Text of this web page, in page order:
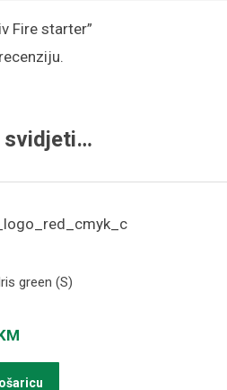
Fire starter”
svidjeti…
green (S)